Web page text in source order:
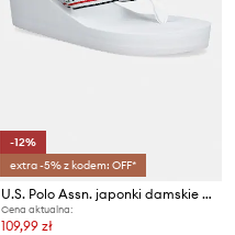
-12%
extra -5% z kodem: OFF*
U.S. Polo Assn. japonki damskie CHANY006B
Cena aktualna:
109,99 zł